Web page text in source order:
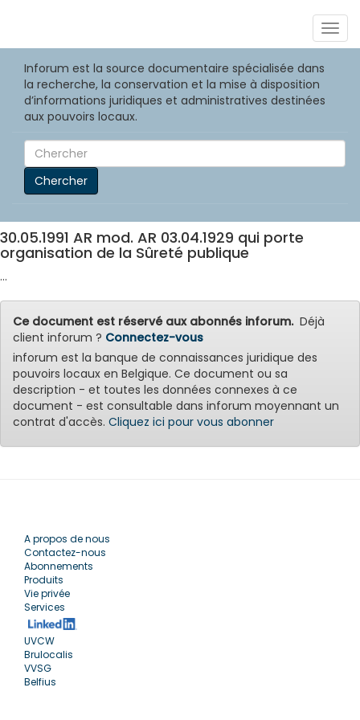
Inforum est la source documentaire spécialisée dans
la recherche, la conservation et la mise à disposition
d’informations juridiques et administratives destinées
aux pouvoirs locaux.
Chercher
30.05.1991 AR mod. AR 03.04.1929 qui porte
organisation de la Sûreté publique
...
Ce document est réservé aux abonnés inforum.Déjà
client inforum ? Connectez-vous
inforum est la banque de connaissances juridique des
pouvoirs locaux en Belgique. Ce document ou sa
description - et toutes les données connexes à ce
document - est consultable dans inforum moyennant un
contrat d'accès. Cliquez ici pour vous abonner
A propos de nous
Contactez-nous
Abonnements
Produits
Vie privée
Services
UVCW
Brulocalis
VVSG
Belfius